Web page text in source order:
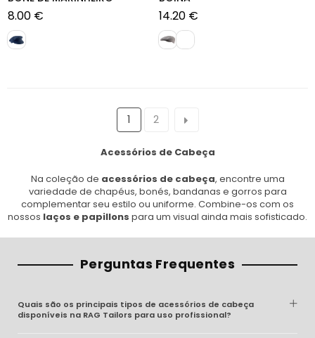
Preço
normal
8.00 €
Preço
normal
14.20 €
1 2
Acessórios de Cabeça
Na coleção de acessórios de cabeça, encontre uma
variedade de chapéus, bonés, bandanas e gorros para
complementar seu estilo ou uniforme. Combine-os com os
nossos laços e papillons para um visual ainda mais sofisticado.
Perguntas Frequentes
Quais são os principais tipos de acessórios de cabeça
disponíveis na RAG Tailors para uso profissional?